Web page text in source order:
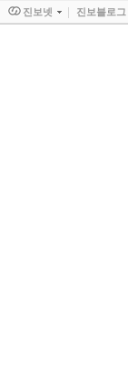
진보넷 진보블로그